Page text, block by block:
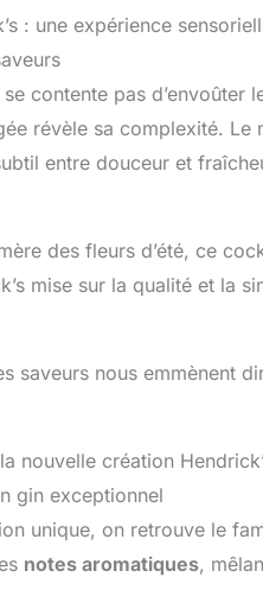
: une expérience
contente pas d’envoûter
révèle sa complexité.
entre douceur et
des fleurs d’été, ce
mise sur la qualité et la
saveurs nous emmènent
nouvelle création
gin exceptionnel
unique, on retrouve le
notes aromatiques,